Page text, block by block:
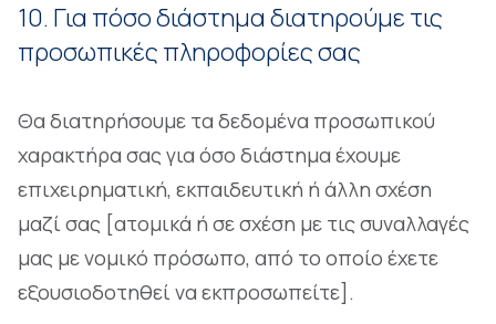
10. Για πόσο διάστημα διατηρούμε τις
προσωπικές πληροφορίες σας
Θα διατηρήσουμε τα δεδομένα προσωπικού
χαρακτήρα σας για όσο διάστημα έχουμε
επιχειρηματική, εκπαιδευτική ή άλλη σχέση
μαζί σας [ατομικά ή σε σχέση με τις συναλλαγές
μας με νομικό πρόσωπο, από το οποίο έχετε
εξουσιοδοτηθεί να εκπροσωπείτε].